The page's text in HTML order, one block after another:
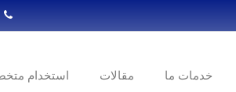
خدمات ما مقالات استخدام